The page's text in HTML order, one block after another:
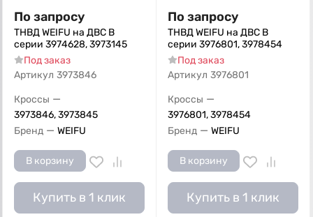
По запросу
ТНВД WEIFU на ДВС B
серии 3974628, 3973145
Под заказ
Артикул 3973846
Кроссы —
3973846, 3973845
Бренд — WEIFU
В корзину
Купить в 1 клик
По запросу
ТНВД WEIFU на ДВС B
серии 3976801, 3978454
Под заказ
Артикул 3976801
Кроссы —
3976801, 3978454
Бренд — WEIFU
В корзину
Купить в 1 клик